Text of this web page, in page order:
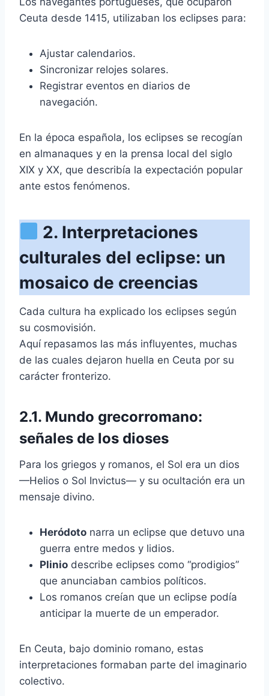
Ceuta desde 1415, utilizaban los eclipses para:
Ajustar calendarios.
Sincronizar relojes solares.
Registrar eventos en diarios de
navegación.
En la época española, los eclipses se recogían
en almanaques y en la prensa local del siglo
XIX y XX, que describía la expectación popular
ante estos fenómenos.
2. Interpretaciones
culturales del eclipse: un
mosaico de creencias
Cada cultura ha explicado los eclipses según
su cosmovisión.
Aquí repasamos las más influyentes, muchas
de las cuales dejaron huella en Ceuta por su
carácter fronterizo.
2.1. Mundo grecorromano:
señales de los dioses
Para los griegos y romanos, el Sol era un dios
—Helios o Sol Invictus— y su ocultación era un
mensaje divino.
Heródoto narra un eclipse que detuvo una
guerra entre medos y lidios.
Plinio describe eclipses como “prodigios”
que anunciaban cambios políticos.
Los romanos creían que un eclipse podía
anticipar la muerte de un emperador.
En Ceuta, bajo dominio romano, estas
interpretaciones formaban parte del imaginario
colectivo.